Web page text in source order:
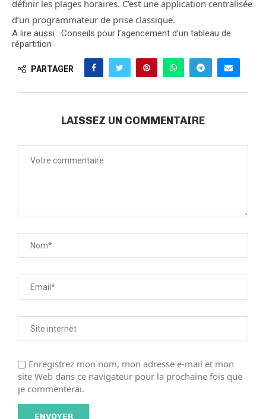
définir les plages horaires. C’est une application centralisée
d’un programmateur de prise classique.
A lire aussi : Conseils pour l’agencement d’un tableau de
répartition
PARTAGER
LAISSEZ UN COMMENTAIRE
Enregistrez mon nom, mon adresse e-mail et mon
site Web dans ce navigateur pour la prochaine fois que
je commenterai.